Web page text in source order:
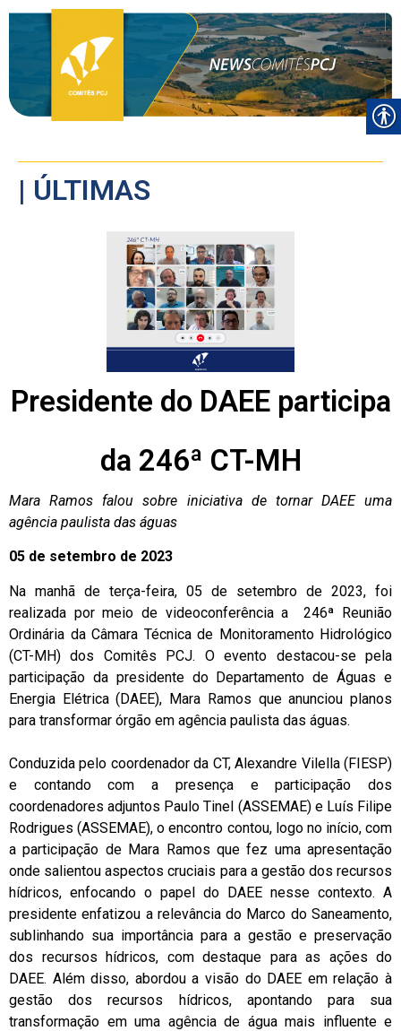
| ÚLTIMAS
Presidente do DAEE participa
da 246ª CT-MH
Mara Ramos falou sobre iniciativa de tornar DAEE uma
agência paulista das águas
05 de setembro de 2023
Na manhã de terça-feira, 05 de setembro de 2023, foi
realizada por meio de videoconferência a 246ª Reunião
Ordinária da Câmara Técnica de Monitoramento Hidrológico
(CT-MH) dos Comitês PCJ. O evento destacou-se pela
participação da presidente do Departamento de Águas e
Energia Elétrica (DAEE), Mara Ramos que anunciou planos
para transformar órgão em agência paulista das águas.
Conduzida pelo coordenador da CT, Alexandre Vilella (FIESP)
e contando com a presença e participação dos
coordenadores adjuntos Paulo Tinel (ASSEMAE) e Luís Filipe
Rodrigues (ASSEMAE), o encontro contou, logo no início, com
a participação de Mara Ramos que fez uma apresentação
onde salientou aspectos cruciais para a gestão dos recursos
hídricos, enfocando o papel do DAEE nesse contexto. A
presidente enfatizou a relevância do Marco do Saneamento,
sublinhando sua importância para a gestão e preservação
dos recursos hídricos, com destaque para as ações do
DAEE. Além disso, abordou a visão do DAEE em relação à
gestão dos recursos hídricos, apontando para sua
transformação em uma agência de água mais influente e